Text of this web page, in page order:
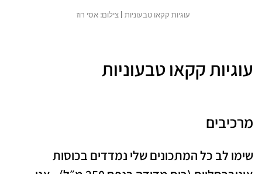
עוגיות קקאו טבעוניות | צילום: אסי רוז
עוגיות קקאו טבעוניות
מרכיבים
שימו לב כל המתכונים שלי נמדדים בכוסות